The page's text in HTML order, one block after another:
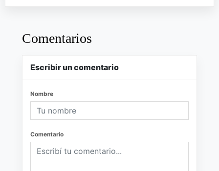
Comentarios
Escribir un comentario
Nombre
Comentario